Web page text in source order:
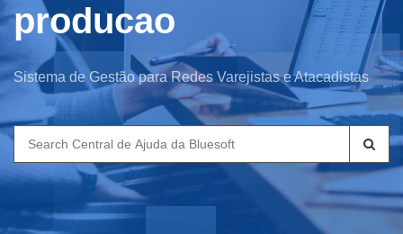
producao
Sistema de Gestão para Redes Varejistas e Atacadistas
Search
for: